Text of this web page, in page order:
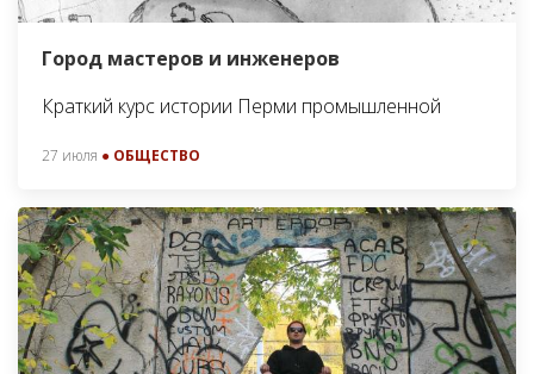
Город мастеров и инженеров
Краткий курс истории Перми промышленной
27 июля ● ОБЩЕСТВО